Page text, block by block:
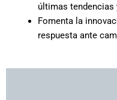
últimas
Fomenta la
respuesta ante